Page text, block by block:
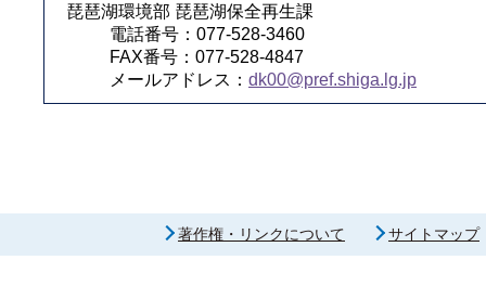
琵琶湖環境部 琵琶湖保全再生課
電話番号：077-528-3460
FAX番号：077-528-4847
メールアドレス： dk00@pref.shiga.lg.jp
著作権・リンクについて サイトマップ